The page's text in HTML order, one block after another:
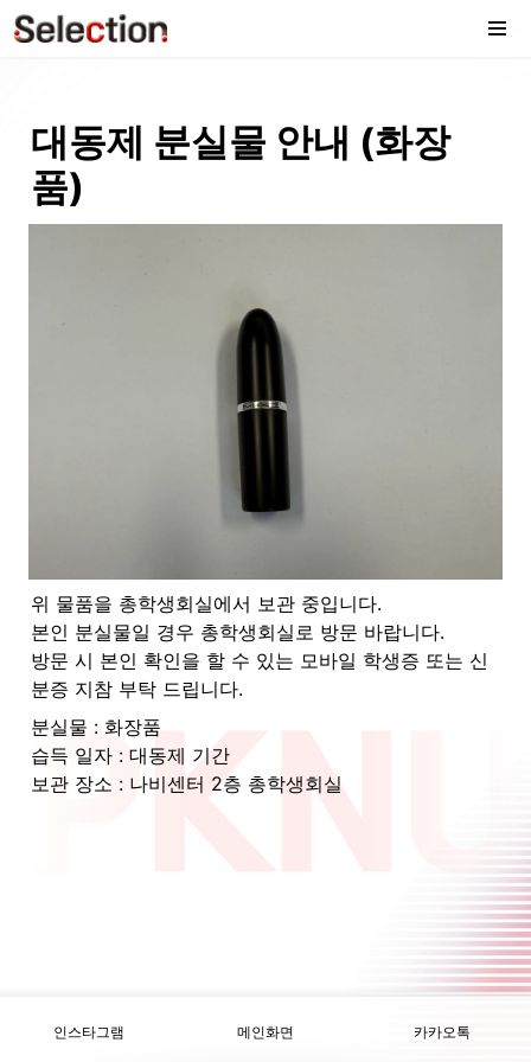
대동제 분실물 안내 (화장
품)
위 물품을 총학생회실에서 보관 중입니다.
본인 분실물일 경우 총학생회실로 방문 바랍니다.
방문 시 본인 확인을 할 수 있는 모바일 학생증 또는 신
분증 지참 부탁 드립니다.
분실물 : 화장품
습득 일자 : 대동제 기간
보관 장소 : 나비센터 2층 총학생회실
인스타그램 메인화면 카카오톡